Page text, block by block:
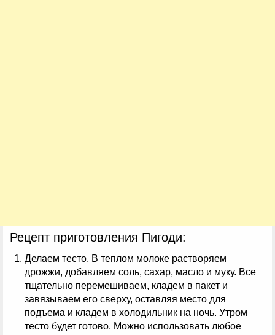
Рецепт приготовления Пигоди:
Делаем тесто. В теплом молоке растворяем
дрожжи, добавляем соль, сахар, масло и муку. Все
тщательно перемешиваем, кладем в пакет и
завязываем его сверху, оставляя место для
подъема и кладем в холодильник на ночь. Утром
тесто будет готово. Можно использовать любое